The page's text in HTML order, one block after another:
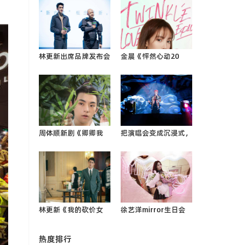
心不0
己0
林更新出席品牌发布会
足0
金晨《怦然心动20
共鸣获好评0
周体顺新剧《卿卿我
爱两手0
把演唱会变成沉浸式，
“大航海”！张艺兴演
唱会旧金山站即将开
林更新《我的砍价女
管家0
徐艺洋mirror生日会
热度排行